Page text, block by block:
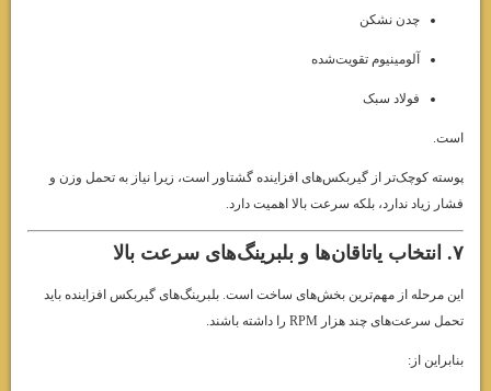
چدن نشکن
آلومینیوم تقویت‌شده
فولاد سبک
است.
پوسته کوچک‌تر از گیربکس‌های افزاینده گشتاور است، زیرا نیاز به تحمل وزن و
فشار زیاد ندارد، بلکه سرعت بالا اهمیت دارد.
۷. انتخاب یاتاقان‌ها و بلبرینگ‌های سرعت بالا
این مرحله از مهم‌ترین بخش‌های ساخت است. بلبرینگ‌های گیربکس افزاینده باید
تحمل سرعت‌های چند هزار RPM را داشته باشند.
بنابراین از: